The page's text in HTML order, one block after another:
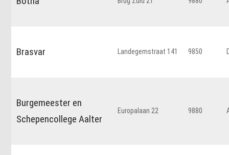
Brasvar Landegemstraat 141 9850
Burgemeester en
Schepencollege Aalter
Europalaan 22 9880